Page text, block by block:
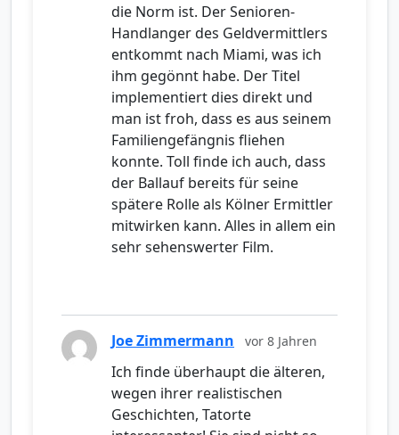
die Norm ist. Der Senioren-
Handlanger des Geldvermittlers
entkommt nach Miami, was ich
ihm gegönnt habe. Der Titel
implementiert dies direkt und
man ist froh, dass es aus seinem
Familiengefängnis fliehen
konnte. Toll finde ich auch, dass
der Ballauf bereits für seine
spätere Rolle als Kölner Ermittler
mitwirken kann. Alles in allem ein
sehr sehenswerter Film.
Joe Zimmermann vor 8 Jahren
Ich finde überhaupt die älteren,
wegen ihrer realistischen
Geschichten, Tatorte